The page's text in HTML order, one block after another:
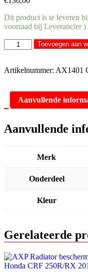
Dit product is te leveren
voorraad bij Leverancier )
AXP
Blokbescherming
6mm
EXC-
F
2017-
2023
Toevoegen aan
Artikelnummer: AX1401
Aanvullende
Aanvullende
Merk
Onderdeel
Kleur
Gerelateerde